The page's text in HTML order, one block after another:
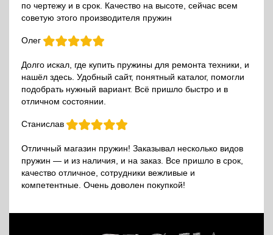
по чертежу и в срок. Качество на высоте, сейчас всем
советую этого производителя пружин
Олег
Долго искал, где купить пружины для ремонта техники, и
нашёл здесь. Удобный сайт, понятный каталог, помогли
подобрать нужный вариант. Всё пришло быстро и в
отличном состоянии.
Станислав
Отличный магазин пружин! Заказывал несколько видов
пружин — и из наличия, и на заказ. Все пришло в срок,
качество отличное, сотрудники вежливые и
компетентные. Очень доволен покупкой!